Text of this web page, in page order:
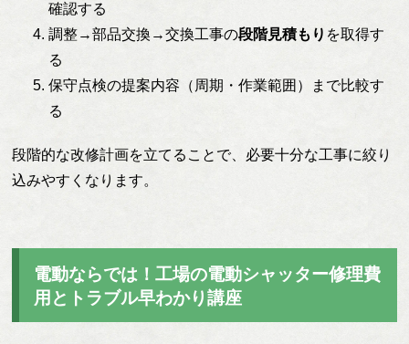
確認する
調整→部品交換→交換工事の段階見積もり を取得す
る
保守点検の提案内容（周期・作業範囲）まで比較す
る
段階的な改修計画を立てることで、必要十分な工事に絞り
込みやすくなります。
電動ならでは！工場の電動シャッター修理費
用とトラブル早わかり講座